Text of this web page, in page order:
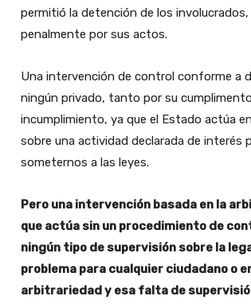
permitió la detención de los
penalmente por sus actos.
Una intervención de control conforme a
ningún privado, tanto por su
incumplimiento, ya que el Estado actúa
sobre una actividad declarada de interés
someternos a las leyes.
Pero una intervención basada en la
que actúa sin un procedimiento de
ningún tipo de supervisión sobre la
problema para cualquier ciudadano o
arbitrariedad y esa falta de